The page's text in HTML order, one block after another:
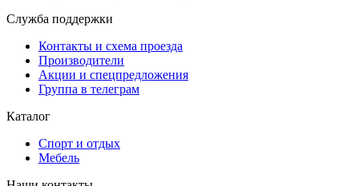
Служба поддержки
Контакты и схема проезда
Производители
Акции и спецпредложения
Группа в телеграм
Каталог
Спорт и отдых
Мебель